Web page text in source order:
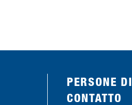
PERSONE DI
CONTATTO